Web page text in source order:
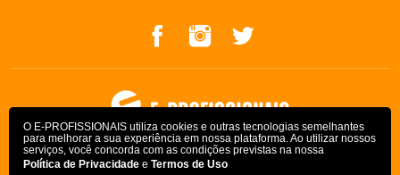
O E-PROFISSIONAIS utiliza cookies e outras tecnologias semelhantes
para melhorar a sua experiência em nossa plataforma. Ao utilizar nossos
serviços, você concorda com as condições previstas na nossa
Política de Privacidade e Termos de Uso